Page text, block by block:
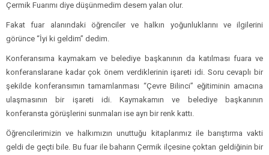
Çermik Fuarımı diye düşünmedim desem yalan olur.
Fakat fuar alanındaki öğrenciler ve halkın yoğunluklarını ve ilgilerini
görünce “İyi ki geldim” dedim.
Konferansıma kaymakam ve belediye başkanının da katılması fuara ve
konferanslarane kadar çok önem verdiklerinin işareti idi. Soru cevaplı bir
şekilde konferansımın tamamlanması “Çevre Bilinci” eğitiminin amacına
ulaşmasının bir işareti idi. Kaymakamın ve belediye başkanının
konferansta görüşlerini sunmaları ise ayrı bir renk kattı.
Öğrencilerimizin ve halkımızın unuttuğu kitaplarımız ile barıştırma vakti
geldi de geçti bile. Bu fuar ile baharın Çermik ilçesine çoktan geldiğinin bir